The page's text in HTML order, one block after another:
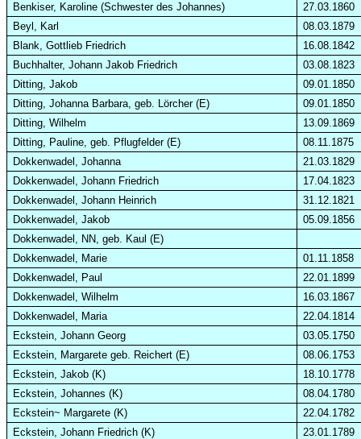
Benkiser, Karoline (Schwester des Johannes)
27.03.1860
Beyl , Karl
08.03.1879
Blank, Gottlieb Friedrich
16.08.1842
Buchhalter, Johann Jakob Friedrich
03.08.1823
Ditting, Jakob
09.01.1850
Ditting, Johanna Barbara, geb. Lörcher (E)
09.01.1850
Ditting, Wilhelm
13.09.1869
Ditting, Pauline, geb. Pflugfelder (E)
08.11.1875
Dokkenwadel, Johanna
21.03.1829
Dokkenwadel, Johann Friedrich
17.04.1823
Dokkenwadel, Johann Heinrich
31.12.1821
Dokkenwadel, Jakob
05.09.1856
Dokkenwadel, NN, geb. Kaul (E)
Dokkenwadel, Marie
01.11.1858
Dokkenwadel, Paul
22.01.1899
Dokkenwadel, Wilhelm
16.03.1867
Dokkenwadel, Maria
22.04.1814
Eckstein, Johann Georg
03.05.1750
Eckstein, Margarete geb. Reichert (E)
08.06.1753
Eckstein, Jakob (K)
18.10.1778
Eckstein, Johannes (K)
08.04.1780
Eckstein~ Margarete (K)
22.04.1782
Eckstein, Johann Friedrich (K)
23.01.1789